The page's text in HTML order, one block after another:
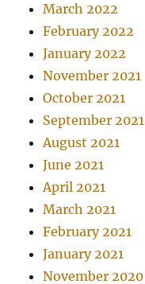
March 2022
February 2022
January 2022
November 2021
October 2021
September 2021
August 2021
June 2021
April 2021
March 2021
February 2021
January 2021
November 2020